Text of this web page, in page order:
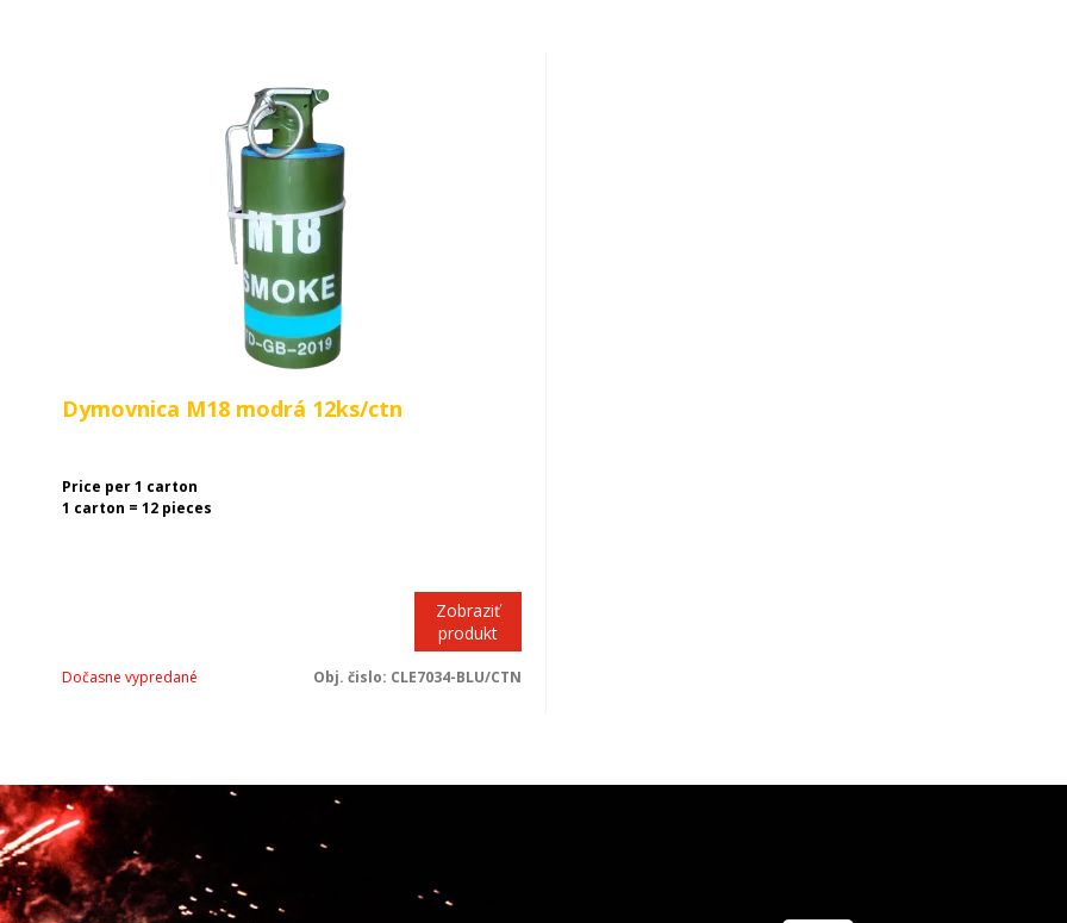
Dymovnica M18 modrá 12ks/ctn
Price per 1 carton
1 carton = 12 pieces
Zobraziť
produkt
Dočasne vypredané Obj. čislo: CLE7034-BLU/CTN